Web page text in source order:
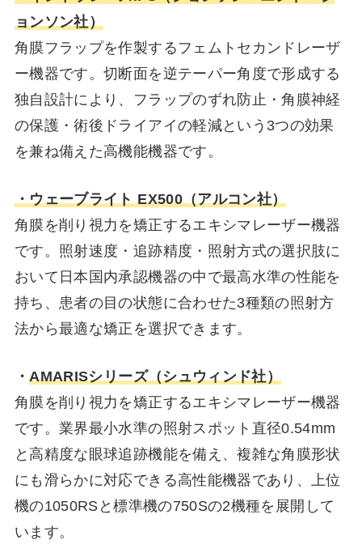
ョンソン社）
角膜フラップを作製するフェムトセカンドレーザ
ー機器です。切断面を逆テーパー角度で形成する
独自設計により、フラップのずれ防止・角膜神経
の保護・術後ドライアイの軽減という3つの効果
を兼ね備えた高機能機器です。
・ウェーブライト EX500（アルコン社）
角膜を削り視力を矯正するエキシマレーザー機器
です。照射速度・追跡精度・照射方式の選択肢に
おいて日本国内承認機器の中で最高水準の性能を
持ち、患者の目の状態に合わせた3種類の照射方
法から最適な矯正を選択できます。
・ AMARISシリーズ（シュウィンド社）
角膜を削り視力を矯正するエキシマレーザー機器
です。業界最小水準の照射スポット直径0.54mm
と高精度な眼球追跡機能を備え、複雑な角膜形状
にも滑らかに対応できる高性能機器であり、上位
機の1050RSと標準機の750Sの2機種を展開して
います。